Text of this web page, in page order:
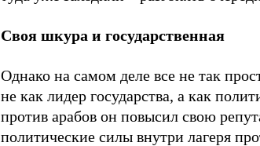
Своя шкура и государственная
Однако на самом деле все не так
не как лидер государства, а как
против арабов он повысил свою
политические силы внутри лагеря